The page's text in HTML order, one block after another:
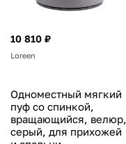
10 810 ₽
Loreen
Одноместный мягкий
пуф со спинкой,
вращающийся, велюр,
серый, для прихожей